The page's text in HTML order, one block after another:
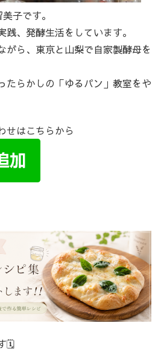
子です。
、発酵生活をしています。
がら、東京と山梨で自家製酵母を
たらかしの「ゆるパン」教室をや
せはこちらから
🗓️